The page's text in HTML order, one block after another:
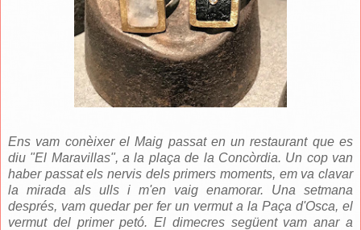
Ens vam conèixer el Maig passat en un restaurant que es
diu "El Maravillas", a la plaça de la Concòrdia. Un cop van
haber passat els nervis dels primers moments, em va clavar
la mirada als ulls i m'en vaig enamorar. Una setmana
després, vam quedar per fer un vermut a la Paça d'Osca, el
vermut del primer petó. El dimecres següent vam anar a